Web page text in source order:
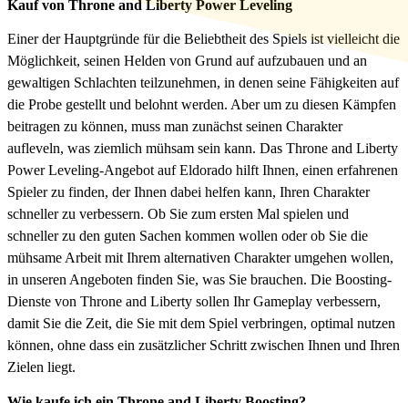
Kauf von Throne and Liberty Power Leveling
Einer der Hauptgründe für die Beliebtheit des Spiels ist vielleicht die
Möglichkeit, seinen Helden von Grund auf aufzubauen und an
gewaltigen Schlachten teilzunehmen, in denen seine Fähigkeiten auf
die Probe gestellt und belohnt werden. Aber um zu diesen Kämpfen
beitragen zu können, muss man zunächst seinen Charakter
aufleveln, was ziemlich mühsam sein kann. Das Throne and Liberty
Power Leveling-Angebot auf Eldorado hilft Ihnen, einen erfahrenen
Spieler zu finden, der Ihnen dabei helfen kann, Ihren Charakter
schneller zu verbessern. Ob Sie zum ersten Mal spielen und
schneller zu den guten Sachen kommen wollen oder ob Sie die
mühsame Arbeit mit Ihrem alternativen Charakter umgehen wollen,
in unseren Angeboten finden Sie, was Sie brauchen. Die Boosting-
Dienste von Throne and Liberty sollen Ihr Gameplay verbessern,
damit Sie die Zeit, die Sie mit dem Spiel verbringen, optimal nutzen
können, ohne dass ein zusätzlicher Schritt zwischen Ihnen und Ihren
Zielen liegt.